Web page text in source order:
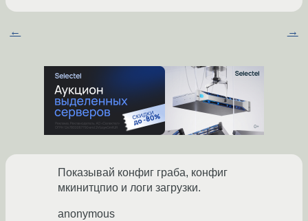
← →
Показывай конфиг граба, конфиг
мкинитцпио и логи загрузки.
anonymous